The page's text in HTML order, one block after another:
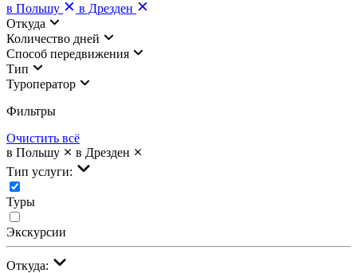
в Польшу
в Дрезден
Откуда
Количество дней
Cпособ передвижения
Тип
Туроператор
Фильтры
Очистить всё
в Польшу
в Дрезден
Тип услуги:
Туры
Экскурсии
Откуда: